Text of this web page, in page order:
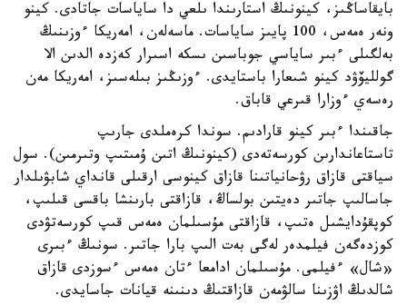
بايقاساڭىز، كينونىڭ استارىندا ىلعي دا ساياسات جاتادى. كينو
ونەر ەمەس، 100 پايىز ساياسات. ماسەلەن، امەريكا ءوزىنىڭ
بەلگىلى ءبىر ساياسي جوباسىن ىسكە اسىرار كەزدە الدىن الا
گولليۆۋد كينو شىعارا باستايدى. ءوزىڭىز بىلەسىز، امەريكا مەن
رەسەي ءوزارا قىرعي قاباق.
جاقىندا ءبىر كينو قارادىم. سوندا كرەملدى جارىپ
تاستاعاندارىن كورسەتەدى (كينونىڭ اتىن ۇمىتىپ وتىرمىن). سول
سياقتى قازاق رۋحانياتىنا قازاق كينوسى ارقىلى قانداي شابۋىلدار
جاسالىپ جاتىر دەيتىن بولساڭ، قازاقتى بارىنشا باقسى قىلىپ،
كوپقۇدايشىل ەتىپ، قازاقتى مۇسىلمان ەمەس قىپ كورسەتۋدى
كوزدەگەن فيلمدەر لەگى بەت الىپ بارا جاتىر. سونىڭ ءبىرى
«شال» ءفيلمى. مۇسىلمان ادامعا ءتان ەمەس ءسوزدى قازاق
شالدىڭ اۋزىنا سالۋمەن قازاقتىڭ دىنىنە قيانات جاسايدى.